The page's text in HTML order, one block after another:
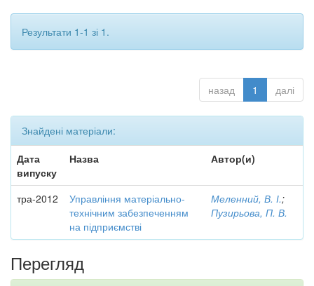
Результати 1-1 зі 1.
назад 1 далі
Знайдені матеріали:
Дата
випуску
Назва Автор(и)
тра-2012
Управління матеріально-
технічним забезпеченням
на підприємстві
Меленний, В. І.;
Пузирьова, П. В.
Перегляд